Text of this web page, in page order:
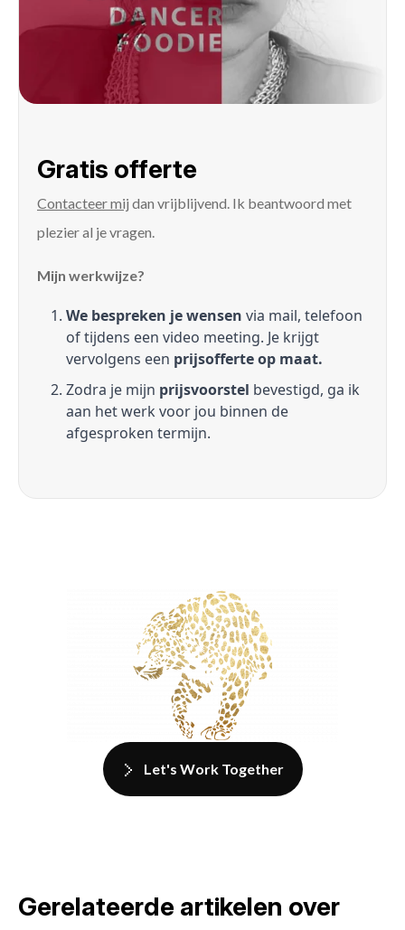
Gratis offerte
Contacteer mij dan vrijblijvend. Ik beantwoord met
plezier al je vragen.
Mijn werkwijze?
We bespreken je wensen via mail, telefoon
of tijdens een video meeting. Je krijgt
vervolgens een prijsofferte op maat.
Zodra je mijn prijsvoorstel bevestigd, ga ik
aan het werk voor jou binnen de
afgesproken termijn.
Let's Work Together
Gerelateerde artikelen over